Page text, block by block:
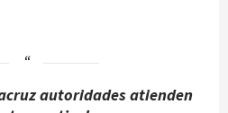
autoridades atienden